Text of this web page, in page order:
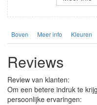
Boven Meer info Kleuren
Reviews
Review van klanten:
Om een betere indruk te
persoonlijke ervaringen: